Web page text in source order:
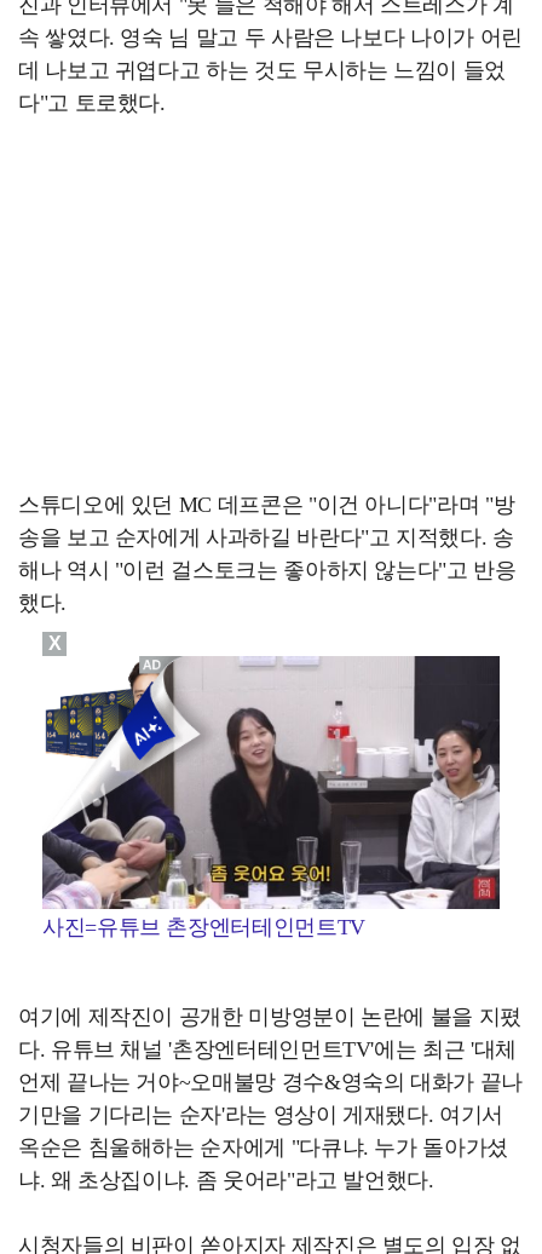
진과 인터뷰에서 "못 들은 척해야 해서 스트레스가 계
속 쌓였다. 영숙 님 말고 두 사람은 나보다 나이가 어린
데 나보고 귀엽다고 하는 것도 무시하는 느낌이 들었
다"고 토로했다.
스튜디오에 있던 MC 데프콘은 "이건 아니다"라며 "방
송을 보고 순자에게 사과하길 바란다"고 지적했다. 송
해나 역시 "이런 걸스토크는 좋아하지 않는다"고 반응
했다.
사진=유튜브 촌장엔터테인먼트TV
여기에 제작진이 공개한 미방영분이 논란에 불을 지폈
다. 유튜브 채널 '촌장엔터테인먼트TV'에는 최근 '대체
언제 끝나는 거야~오매불망 경수&영숙의 대화가 끝나
기만을 기다리는 순자'라는 영상이 게재됐다. 여기서
옥순은 침울해하는 순자에게 "다큐냐. 누가 돌아가셨
냐. 왜 초상집이냐. 좀 웃어라"라고 발언했다.
시청자들의 비판이 쏟아지자 제작진은 별도의 입장 없
X